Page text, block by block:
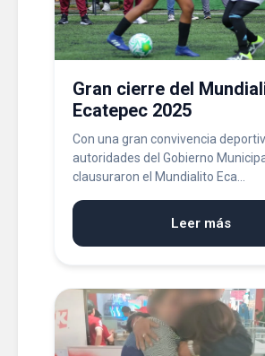
Gran cierre del
Ecatepec 2025
Con una gran convivencia
autoridades del Gobierno
clausuraron el Mundialito Eca...
Leer más